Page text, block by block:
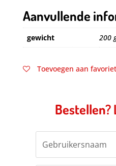
Aanvullende
gewicht 200
Toevoegen aan
Bestellen?